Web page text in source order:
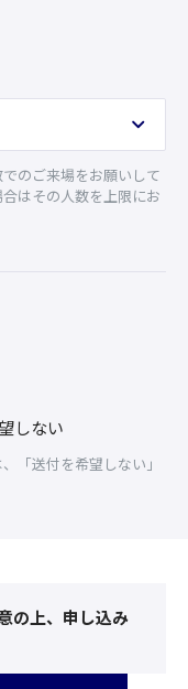
のご来場をお願いして
はその人数を上限にお
しない
「送付を希望しない」
の上、申し込み